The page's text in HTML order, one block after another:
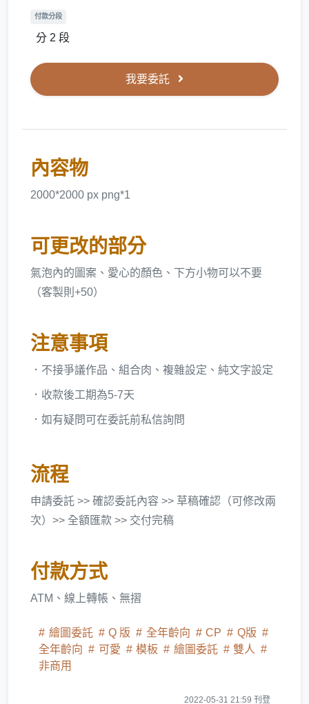
付款分段
分 2 段
我要委託
內容物
2000*2000 px png*1
可更改的部分
氣泡內的圖案、愛心的顏色、下方小物可以不要
（客製則+50）
注意事項
．不接爭議作品、組合肉、複雜設定、純文字設定
．收款後工期為5-7天
．如有疑問可在委託前私信詢問
流程
申請委託 >> 確認委託內容 >> 草稿確認（可修改兩
次）>> 全額匯款 >> 交付完稿
付款方式
ATM、線上轉帳、無摺
繪圖委託 Q 版 全年齡向 CP
Q版
全年齡向
可愛 模板 繪圖委託
雙人
非商用
2022-05-31 21:59 刊登